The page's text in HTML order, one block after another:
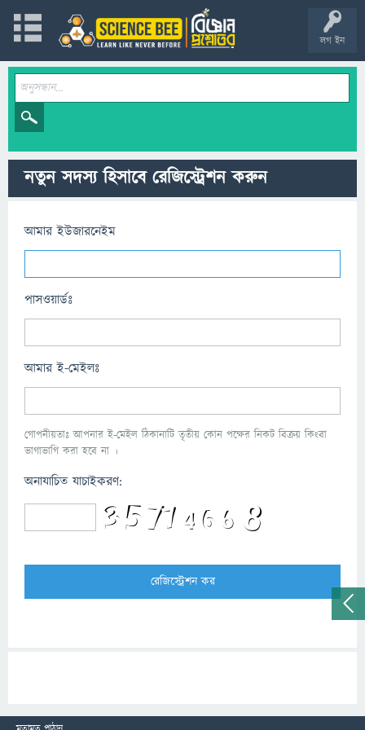
লগ ইন
নতুন সদস্য হিসাবে রেজিস্ট্রেশন করুন
আমার ইউজারনেইম
পাসওয়ার্ডঃ
আমার ই-মেইলঃ
গোপনীয়তাঃ আপনার ই-মেইল ঠিকানাটি তৃতীয় কোন পক্ষের নিকট বিক্রয় কিংবা
ভাগাভাগি করা হবে না ।
অনাযাচিত যাচাইকরণ: